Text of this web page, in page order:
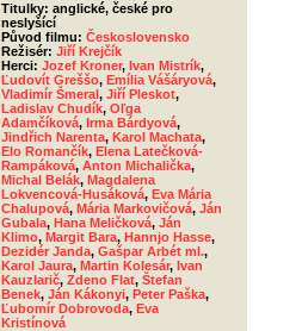
Titulky: anglické, české pro
neslyšící
Původ filmu: Československo
Režisér: Jiří Krejčík
Herci: Jozef Kroner, Ivan Mistrík,
Ľudovít Greššo, Emília Vášáryová,
Vladimír Šmeral, Jiří Pleskot,
Ladislav Chudík, Oľga
Adamčíková, Irma Bárdyová,
Jindřich Narenta, Karol Machata,
Elo Romančík, Elena Latečková-
Rampáková, Anton Michalička,
Michal Belák, Magdalena
Lokvencová-Husáková, Eva Mária
Chalupová, Mária Markovičová, Ján
Gubala, Hana Meličková, Ján
Klimo, Margit Bara, Hannjo Hasse,
Dezidér Janda, Gašpar Arbét ml.,
Karol Jaura, Martin Kolesár, Ivan
Kauzlarič, Zdeno Flat, Štefan
Benek, Ján Kákonyi, Peter Paška,
Ľubomír Dobrovoda, Eva
Kristínová